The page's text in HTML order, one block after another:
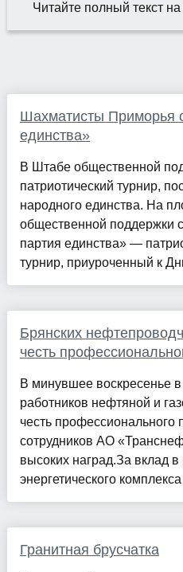
Читайте полный текст на
Шахматисты Приморья
единства»
В Штабе общественной
патриотический турнир,
народного единства. На
общественной поддержки
партия единства» —
турнир, приуроченный к
Брянских
честь
В минувшее воскресенье
работников нефтяной и
честь профессионального
сотрудников АО
высоких наград.За вклад
энергетического комплекса
Гранитная брусчатка